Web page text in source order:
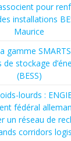
pour
installations
Maurice
gamme
stockage
(BESS)
lourds :
fédéral
un réseau de
corridors